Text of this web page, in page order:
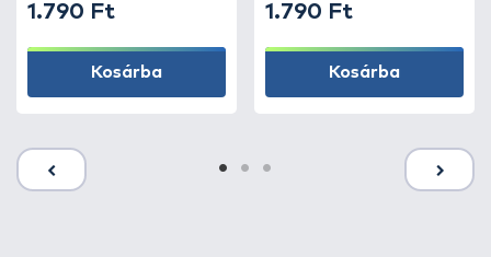
1.790 Ft
Kosárba
1.790 Ft
Kosárba